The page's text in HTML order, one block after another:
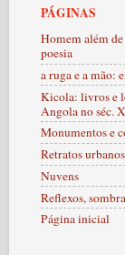
PÁGINAS
Homem além
poesia
a ruga e a mão:
Kicola: livros e
Angola no séc.
Monumentos e
Retratos urbanos
Nuvens
Reflexos,
Página inicial